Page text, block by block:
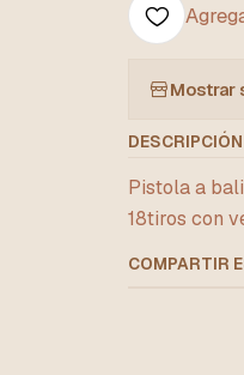
Mostrar
DESCRIPCIÓN
Pistola a
18tiros con
COMPARTIR